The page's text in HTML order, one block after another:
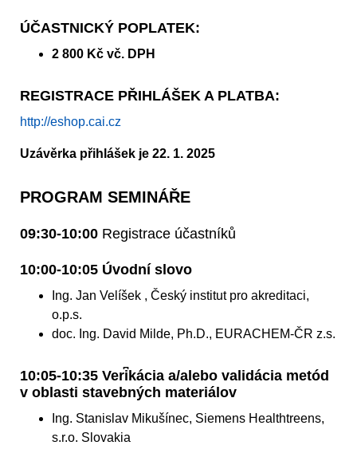
ÚČASTNICKÝ POPLATEK:
2 800 Kč vč. DPH
REGISTRACE PŘIHLÁŠEK A PLATBA:
http://eshop.cai.cz
Uzávěrka přihlášek je 22. 1. 2025
PROGRAM SEMINÁŘE
09:30-10:00 Registrace účastníků
10:00-10:05 Úvodní slovo
Ing. Jan Velíšek , Český institut pro akreditaci,
o.p.s.
doc. Ing. David Milde, Ph.D., EURACHEM-ČR z.s.
10:05-10:35 Veri͆kácia a/alebo validácia metód
v oblasti stavebných materiálov
Ing. Stanislav Mikušínec, Siemens Healthtreens,
s.r.o. Slovakia